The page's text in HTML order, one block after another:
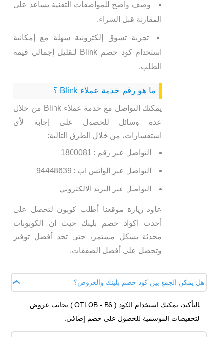
وصف واضح للمواصفات التقنية يساعد على
المقارنة قبل الشراء.
تجربة تسوق إلكترونية سهلة مع إمكانية
استخدام كود خصم Blink لتقليل إجمالي قيمة
الطلب.
ما هو رقم خدمة عملاء Blink ؟
يمكنك التواصل مع خدمة عملاء Blink من خلال
عدة وسائل للحصول على إجابة لأي
استفسارات، من خلال الطرق التالية:
التواصل عبر رقم : 1800081
التواصل عبر الواتس اب : 94448639
التواصل عبر البريد الالكتروني
عاود زيارة موقعنا أطلب كوبون لتحصل على
أحدث اكواد خصم بلينك حيث ان الكوبونات
محدثة بشكل مستمر، حتى تجد أفضل توفير
وتحصل على أفضل الصفقات.
هل يمكن الجمع بين كود خصم بلينك والعروض؟
بالتأكيد، يمكنك استخدام الكود ( OTLOB - B6 ) بجانب عروض
التخفيضات الموسمية للحصول على خصم إضافي.